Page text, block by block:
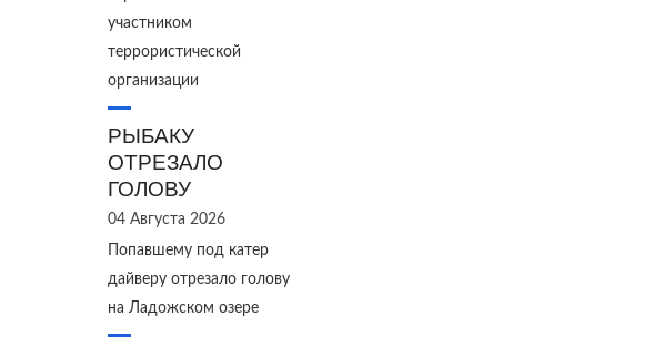
участником
террористической
организации
РЫБАКУ
ОТРЕЗАЛО
ГОЛОВУ
04 Августа 2026
Попавшему под катер
дайверу отрезало голову
на Ладожском озере